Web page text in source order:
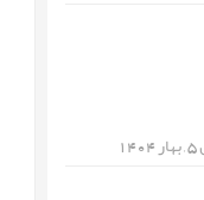
5
,بهار1404